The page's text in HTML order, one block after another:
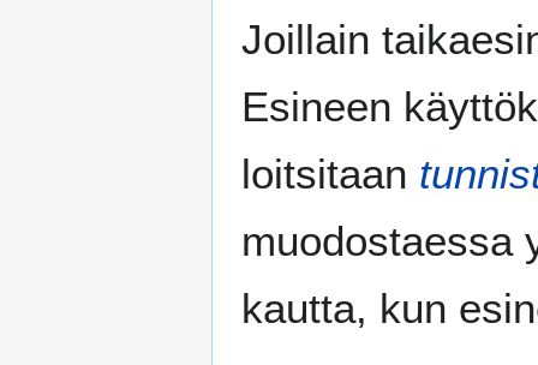
Joillain
Esineen
loitsitaan
muodostaessa
kautta, kun